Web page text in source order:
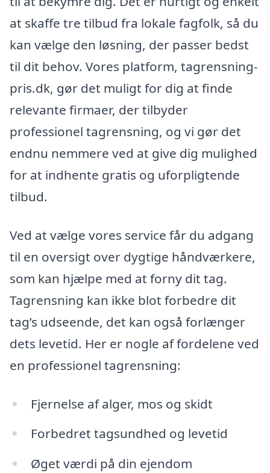
at skaffe tre tilbud fra lokale fagfolk, så du
kan vælge den løsning, der passer bedst
til dit behov. Vores platform, tagrensning-
pris.dk, gør det muligt for dig at finde
relevante firmaer, der tilbyder
professionel tagrensning, og vi gør det
endnu nemmere ved at give dig mulighed
for at indhente gratis og uforpligtende
tilbud.
Ved at vælge vores service får du adgang
til en oversigt over dygtige håndværkere,
som kan hjælpe med at forny dit tag.
Tagrensning kan ikke blot forbedre dit
tag’s udseende, det kan også forlænger
dets levetid. Her er nogle af fordelene ved
en professionel tagrensning:
Fjernelse af alger, mos og skidt
Forbedret tagsundhed og levetid
Øget værdi på din ejendom